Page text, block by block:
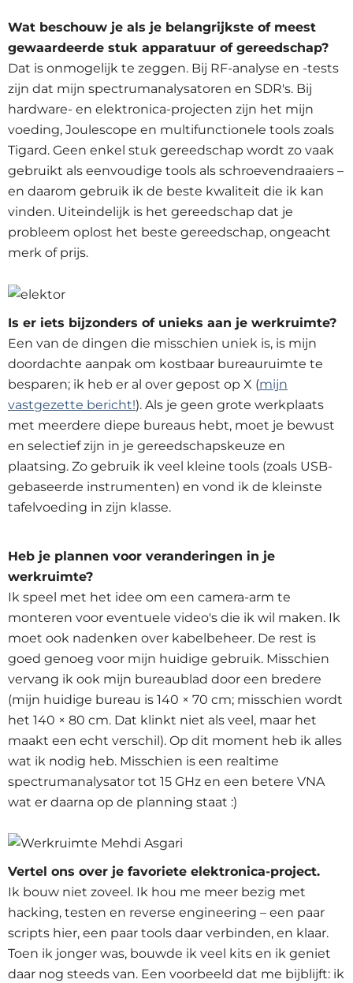
Wat beschouw je als je belangrijkste of meest
gewaardeerde stuk apparatuur of gereedschap?
Dat is onmogelijk te zeggen. Bij RF-analyse en -tests
zijn dat mijn spectrumanalysatoren en SDR's. Bij
hardware- en elektronica-projecten zijn het mijn
voeding, Joulescope en multifunctionele tools zoals
Tigard. Geen enkel stuk gereedschap wordt zo vaak
gebruikt als eenvoudige tools als schroevendraaiers –
en daarom gebruik ik de beste kwaliteit die ik kan
vinden. Uiteindelijk is het gereedschap dat je
probleem oplost het beste gereedschap, ongeacht
merk of prijs.
Is er iets bijzonders of unieks aan je werkruimte?
Een van de dingen die misschien uniek is, is mijn
doordachte aanpak om kostbaar bureauruimte te
besparen; ik heb er al over gepost op X (mijn
vastgezette bericht!). Als je geen grote werkplaats
met meerdere diepe bureaus hebt, moet je bewust
en selectief zijn in je gereedschapskeuze en
plaatsing. Zo gebruik ik veel kleine tools (zoals USB-
gebaseerde instrumenten) en vond ik de kleinste
tafelvoeding in zijn klasse.
Heb je plannen voor veranderingen in je
werkruimte?
Ik speel met het idee om een camera-arm te
monteren voor eventuele video's die ik wil maken. Ik
moet ook nadenken over kabelbeheer. De rest is
goed genoeg voor mijn huidige gebruik. Misschien
vervang ik ook mijn bureaublad door een bredere
(mijn huidige bureau is 140 × 70 cm; misschien wordt
het 140 × 80 cm. Dat klinkt niet als veel, maar het
maakt een echt verschil). Op dit moment heb ik alles
wat ik nodig heb. Misschien is een realtime
spectrumanalysator tot 15 GHz en een betere VNA
wat er daarna op de planning staat :)
Vertel ons over je favoriete elektronica-project.
Ik bouw niet zoveel. Ik hou me meer bezig met
hacking, testen en reverse engineering – een paar
scripts hier, een paar tools daar verbinden, en klaar.
Toen ik jonger was, bouwde ik veel kits en ik geniet
daar nog steeds van. Een voorbeeld dat me bijblijft: ik